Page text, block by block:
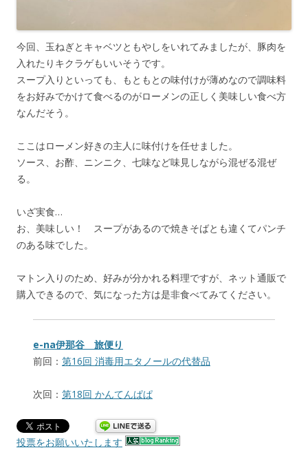
今回、玉ねぎとキャベツともやしをいれてみましたが、豚肉を
入れたりキクラゲもいいそうです。
スープ入りといっても、もともとの味付けが薄めなので調味料
をお好みでかけて食べるのがローメンの正しく美味しい食べ方
なんだそう。
ここはローメン好きの主人に味付けを任せました。
ソース、お酢、ニンニク、七味など味見しながら混ぜる混ぜ
る。
いざ実食…
お、美味しい！ スープがあるので焼きそばとも違くてパンチ
のある味でした。
マトン入りのため、好みが分かれる料理ですが、ネット通販で
購入できるので、気になった方は是非食べてみてください。
e-na伊那谷 旅便り
前回： 第16回 消毒用エタノールの代替品
次回： 第18回 かんてんぱぱ
投票をお願いいたします